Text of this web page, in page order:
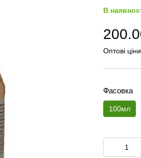
В
Оптові
Фасовка
100мл